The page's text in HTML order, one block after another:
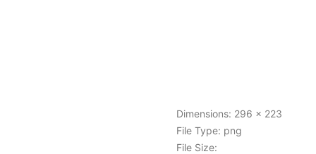
Dimensions: 296 x 223
File Type: png
File Size: